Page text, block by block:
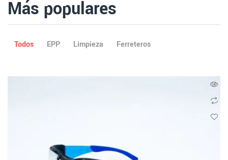
Más populares
Todos EPP Limpieza Ferreteros